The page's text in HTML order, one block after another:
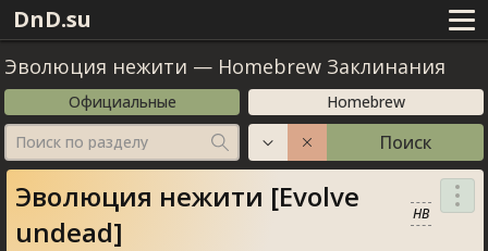
DnD.su
Эволюция нежити — Homebrew Заклинания
Официальные
Homebrew
Поиск по разделу
Поиск
Эволюция нежити [Evolve
undead]
HB